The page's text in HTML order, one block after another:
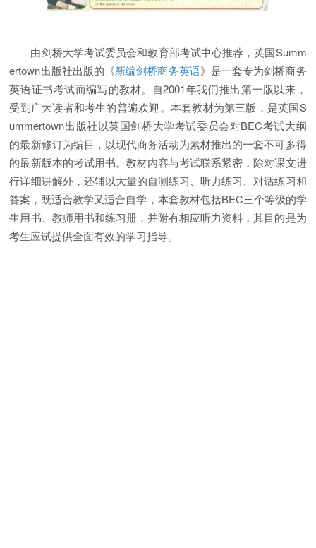
由剑桥大学考试委员会和教育部考试中心推荐，英国Summ
ertown出版社出版的《新编剑桥商务英语》是一套专为剑桥商务
英语证书考试而编写的教材。自2001年我们推出第一版以来，
受到广大读者和考生的普遍欢迎。本套教材为第三版，是英国S
ummertown出版社以英国剑桥大学考试委员会对BEC考试大纲
的最新修订为编目，以现代商务活动为素材推出的一套不可多得
的最新版本的考试用书。教材内容与考试联系紧密，除对课文进
行详细讲解外，还辅以大量的自测练习、听力练习、对话练习和
答案，既适合教学又适合自学，本套教材包括BEC三个等级的学
生用书、教师用书和练习册，并附有相应听力资料，其目的是为
考生应试提供全面有效的学习指导。